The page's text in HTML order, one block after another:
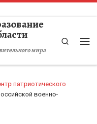
мира
Search
патриотического
военно-